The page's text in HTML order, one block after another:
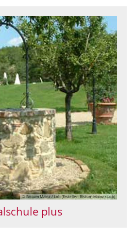
© Bistum Mainz / Lob (Ersteller: Bistum Mainz / Lob)
plus